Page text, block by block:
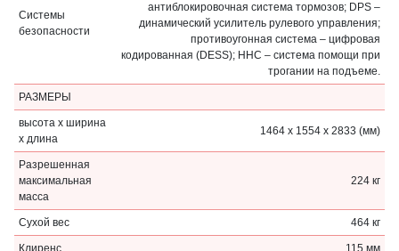
Системы
безопасности
антиблокировочная система тормозов; DPS –
динамический усилитель рулевого управления;
противоугонная система – цифровая
кодированная (DESS); HHC – система помощи при
трогании на подъеме.
РАЗМЕРЫ
высота х ширина
х длина
1464 x 1554 x 2833 (мм)
Разрешенная
максимальная
масса
224 кг
Сухой вес 464 кг
Клиренс 115 мм